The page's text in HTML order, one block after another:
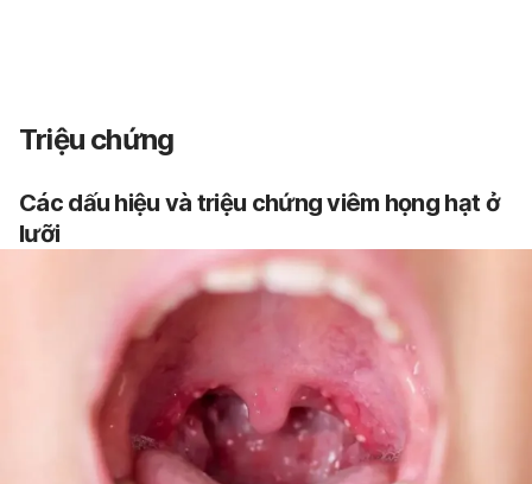
Triệu chứng
Các dấu hiệu và triệu chứng viêm họng hạt ở
lưỡi